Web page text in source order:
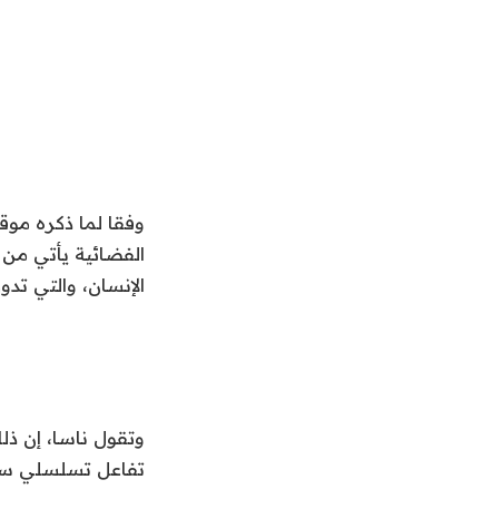
الفضائية يأتي
الإنسان، والتي
وتقول ناسا، إن
تفاعل تسلسلي